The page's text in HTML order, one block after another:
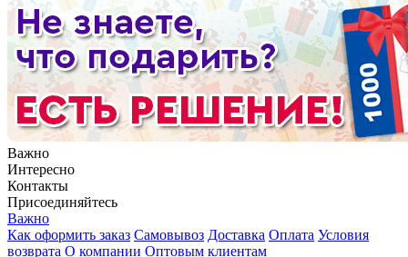
Важно
Интересно
Контакты
Присоединяйтесь
Важно
Как оформить заказ Самовывоз Доставка Оплата Условия
возврата О компании Оптовым клиентам